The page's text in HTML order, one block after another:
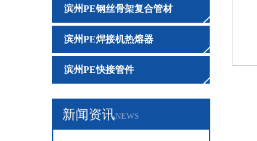
滨州PE钢丝骨架复合管材
滨州PE焊接机热熔器
滨州PE快接管件
新闻资讯NEWS